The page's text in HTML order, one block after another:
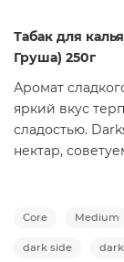
Табак для
Груша) 250г
Аромат
яркий вкус
сладостью.
нектар,
Core Medium
dark side dark